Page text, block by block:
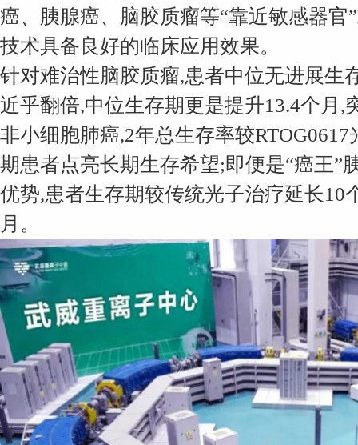
癌、胰腺癌、脑胶质瘤等“靠近敏感器
技术具备良好的临床应用效果。
针对难治性脑胶质瘤,患者中位无进展生
近乎翻倍,中位生存期更是提升13.4个月
非小细胞肺癌,2年总生存率较
期患者点亮长期生存希望;即便是“癌王”
优势,患者生存期较传统光子治疗延长10
月。